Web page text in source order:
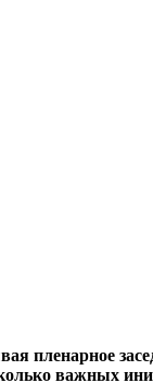
пленарное
важных